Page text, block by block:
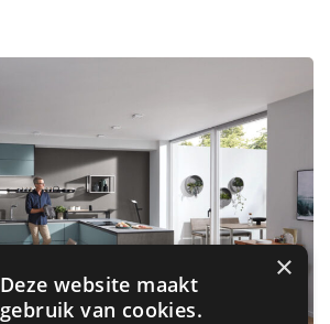
×
Deze website maakt
gebruik van cookies.